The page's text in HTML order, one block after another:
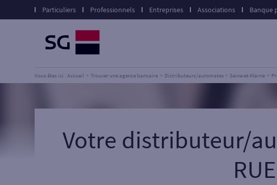
Particuliers Professionnels Entreprises Associations Banque
Vous êtes ici : Accueil Trouver une agence bancaire Distributeurs/automates Seine-et-Marne
Votre distributeur/